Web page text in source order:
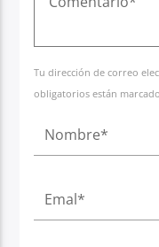
Tu dirección de correo
obligatorios están